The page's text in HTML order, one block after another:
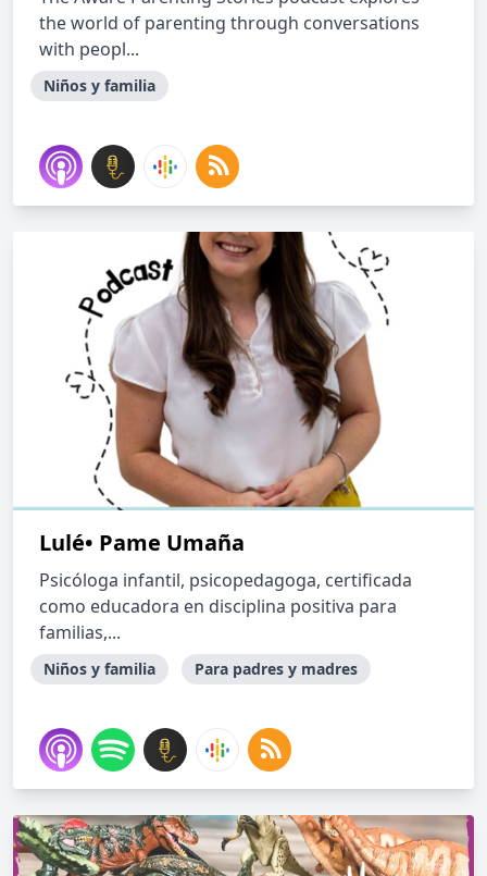
the world of parenting through conversations
with peopl...
Niños y familia
Lulé• Pame Umaña
Psicóloga infantil, psicopedagoga, certificada
como educadora en disciplina positiva para
familias,...
Niños y familia Para padres y madres